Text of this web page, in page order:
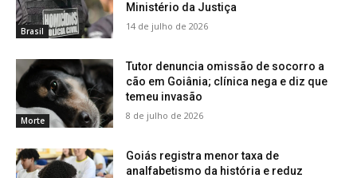
Brasil
Ministério da Justiça
14 de julho de 2026
Morte
Tutor denuncia omissão de socorro a
cão em Goiânia; clínica nega e diz que
temeu invasão
8 de julho de 2026
Goiás registra menor taxa de
analfabetismo da história e reduz